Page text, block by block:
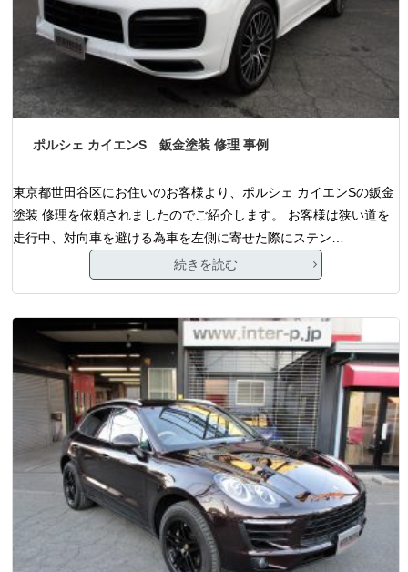
ポルシェ カイエンS 鈑金塗装 修理 事例
東京都世田谷区にお住いのお客様より、ポルシェ カイエンSの鈑金
塗装 修理を依頼されましたのでご紹介します。 お客様は狭い道を
走行中、対向車を避ける為車を左側に寄せた際にステン…
続きを読む